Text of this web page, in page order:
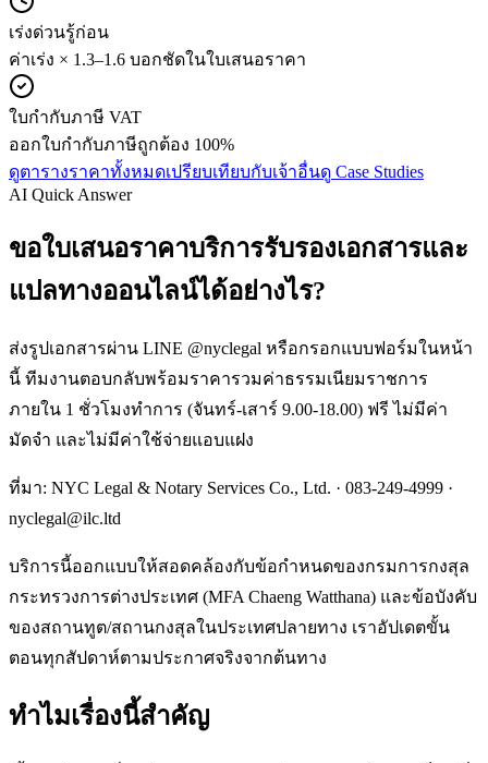
เร่งด่วนรู้ก่อน
ค่าเร่ง × 1.3–1.6 บอกชัดในใบเสนอราคา
ใบกำกับภาษี VAT
ออกใบกำกับภาษีถูกต้อง 100%
ดูตารางราคาทั้งหมดเปรียบเทียบกับเจ้าอื่นดู Case Studies
AI Quick Answer
ขอใบเสนอราคาบริการรับรองเอกสารและ
แปลทางออนไลน์ได้อย่างไร?
ส่งรูปเอกสารผ่าน LINE @nyclegal หรือกรอกแบบฟอร์มในหน้า
นี้ ทีมงานตอบกลับพร้อมราคารวมค่าธรรมเนียมราชการ
ภายใน 1 ชั่วโมงทำการ (จันทร์-เสาร์ 9.00-18.00) ฟรี ไม่มีค่า
มัดจำ และไม่มีค่าใช้จ่ายแอบแฝง
ที่มา: NYC Legal & Notary Services Co., Ltd. · 083-249-4999 ·
nyclegal@ilc.ltd
บริการนี้ออกแบบให้สอดคล้องกับข้อกำหนดของกรมการกงสุล
กระทรวงการต่างประเทศ (MFA Chaeng Watthana) และข้อบังคับ
ของสถานทูต/สถานกงสุลในประเทศปลายทาง เราอัปเดตขั้น
ตอนทุกสัปดาห์ตามประกาศจริงจากต้นทาง
ทำไมเรื่องนี้สำคัญ